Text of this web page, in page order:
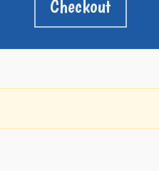
Checkout